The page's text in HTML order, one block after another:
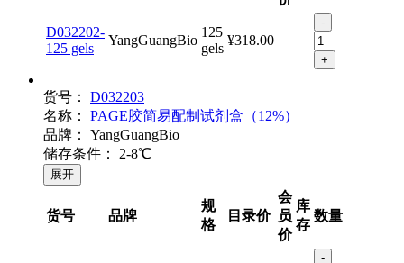
价
D032202-
125 gels
YangGuangBio
125
gels
-
+
货号：
D032203
名称：
PAGE胶简易配制试剂盒（12%）
品牌： YangGuangBio
储存条件：
展开
货号
规
格
目录价
会
员
价
库
数量